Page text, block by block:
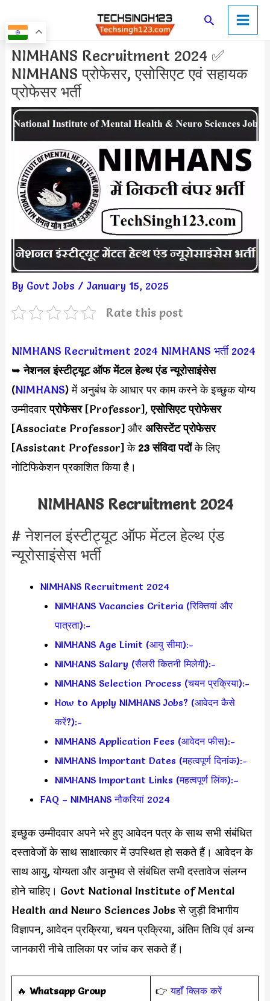
to
content
SearchMain
Menu
NIMHANS Recruitment 2024 ✅
NIMHANS प्रोफेसर, एसोसिएट एवं सहायक
प्रोफेसर भर्ती
By Govt Jobs / January 15, 2025
Rate this post
NIMHANS Recruitment 2024 NIMHANS भर्ती 2024
➥नेशनल इंस्टीट्यूट ऑफ मेंटल हेल्थ एंड न्यूरोसाइंसेस
(NIMHANS) में अनुबंध के आधार पर काम करने के इच्छुक योग्य
उम्मीदवारप्रोफेसर[Professor],एसोसिएट प्रोफेसर
[Associate Professor] और असिस्टेंट प्रोफेसर
[Assistant Professor] के 23 संविदा पदोंके लिए
नोटिफिकेशन प्रकाशित किया है।
NIMHANS Recruitment 2024
# नेशनल इंस्टीट्यूट ऑफ मेंटल हेल्थ एंड
न्यूरोसाइंसेस भर्ती
NIMHANS Recruitment 2024
NIMHANS Vacancies Criteria (रिक्तियां और
पात्रता):-
NIMHANS Age Limit (आयु सीमा):-
NIMHANS Salary (सैलरी कितनी मिलेगी):-
NIMHANS Selection Process (चयन प्रक्रिया):-
How to Apply NIMHANS Jobs? (आवेदन कैसे
करें?):-
NIMHANS Application Fees (आवेदन फीस):-
NIMHANS Important Dates (महत्वपूर्ण दिनांक):-
NIMHANS Important Links (महत्वपूर्ण लिंक):–
FAQ – NIMHANS नौकरियां 2024
इच्छुक उम्मीदवार अपने भरे हुए आवेदन पत्र के साथ सभी संबंधित
दस्तावेजों के साथ साक्षात्कार में उपस्थित हो सकते हैं। आवेदन के
साथ आयु, योग्यता और अनुभव से संबंधित सभी दस्तावेज संलग्न
होने चाहिए। Govt National Institute of Mental
Health and Neuro Sciences Jobs से जुड़ी विभागीय
विज्ञापन, आवेदन प्रक्रिया, चयन प्रक्रिया, अंतिम तिथि एवं अन्य
जानकारी नीचे तालिका पर जांच कर सकते हैं।
‎️‍🔥 Whatsapp Group 👉यहाँ क्लिक करें
Post
navigation